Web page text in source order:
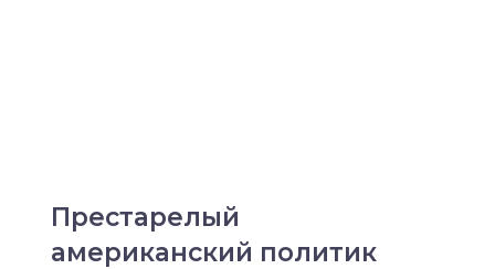
Престарелый
американский политик